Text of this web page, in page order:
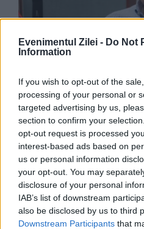
Evenimentul Zilei - Do Not
Information
If you wish to opt-out of the
processing of your personal or
targeted advertising by us,
section to confirm your
opt-out request is processed
interest-based ads based on
us or personal information
your opt-out. You may
disclosure of your personal
IAB’s list of downstream
also be disclosed by us to third
Downstream Participants that
A fost dat jos de
András Baka, propus